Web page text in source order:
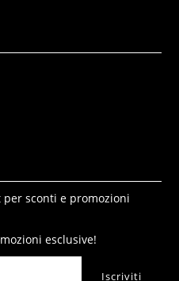
sconti e promozioni
esclusive!